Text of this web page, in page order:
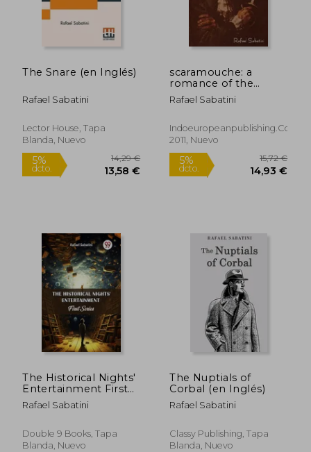
14,58 €
The Snare (en Inglés)
Rafael Sabatini
Lector House, Tapa
Blanda, Nuevo
scaramouche: a
romance of the
french revolution (en
Inglés)
Rafael Sabatini
Indoeuropeanpublishing.com,
2011, Nuevo
The Historical Nights'
Entertainment First
Series (en Inglés)
Rafael Sabatini
Double 9 Books, Tapa
Blanda, Nuevo
The Nuptials of
Corbal (en Inglés)
Rafael Sabatini
Classy Publishing, Tapa
Blanda, Nuevo